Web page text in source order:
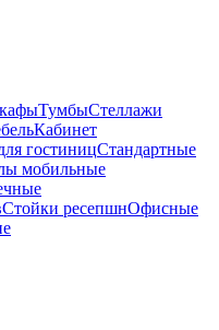
ТумбыСтеллажи
Кабинет
гостиницСтандартные
мобильные
Стойки ресепшнОфисные